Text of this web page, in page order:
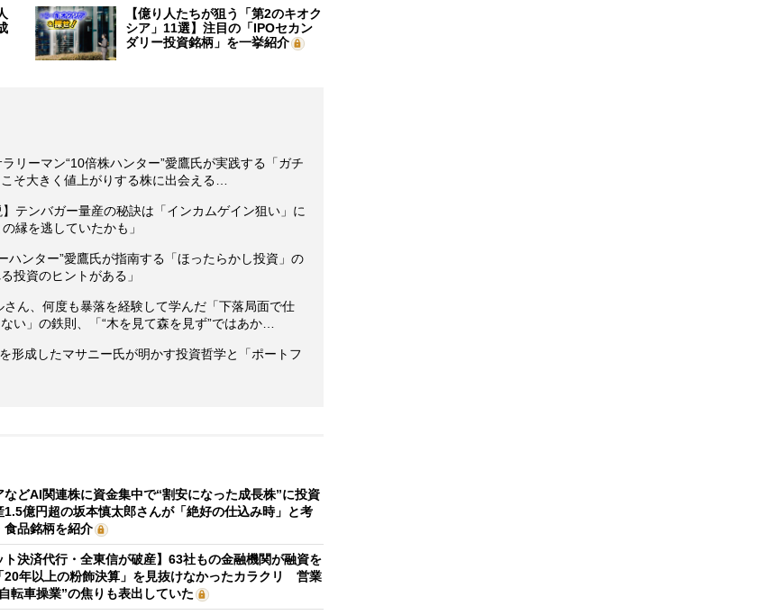
【億り人たちが狙う「第2のキオク
シア」11選】注目の「IPOセカン
ダリー投資銘柄」を一挙紹介
リーマン“10倍株ハンター”愛鷹氏が実践する「ガチ
そ大きく値上がりする株に出会える…
テンバガー量産の秘訣は「インカムゲイン狙い」に
縁を逃していたかも」
ハンター”愛鷹氏が指南する「ほったらかし投資」の
投資のヒントがある」
ん、何度も暴落を経験して学んだ「下落局面で仕
い」の鉄則、「“木を見て森を見ず”ではあか…
形成したマサニー氏が明かす投資哲学と「ポートフ
などAI関連株に資金集中で“割安になった成長株”に投資
億円超の坂本慎太郎さんが「絶好の仕込み時」と考
食品銘柄を紹介
ト決済代行・全東信が破産】63社もの金融機関が融資を
20年以上の粉飾決算」を見抜けなかったカラクリ 営業
転車操業”の焦りも表出していた